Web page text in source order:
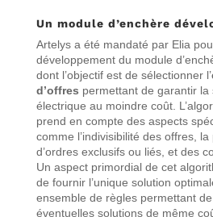
Un module d’enchère
Artelys a été mandaté par Elia
développement du module
dont l’objectif est de sélectionner l’
d’offres permettant de garantir la
électrique au moindre coût.
prend en compte des aspects
comme l’indivisibilité des offres,
d’ordres exclusifs ou liés, et des
Un aspect primordial de cet
de fournir l’unique solution
ensemble de règles permettant
éventuelles solutions de même